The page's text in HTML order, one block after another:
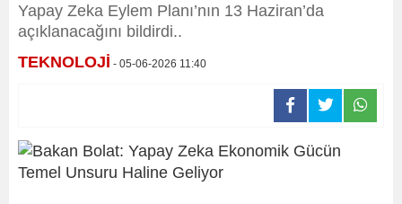
Yapay Zeka Eylem Planı’nın 13 Haziran’da
açıklanacağını bildirdi..
TEKNOLOJİ - 05-06-2026 11:40